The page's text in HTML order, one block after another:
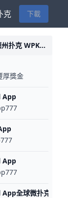
克 下載
🔥 💋 微撲克 俱乐部 真金线上德州扑克 WPK APP下載 🎊
厚獎金
App
App
全球微扑克